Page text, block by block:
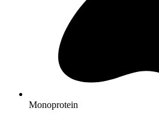
Monoprotein